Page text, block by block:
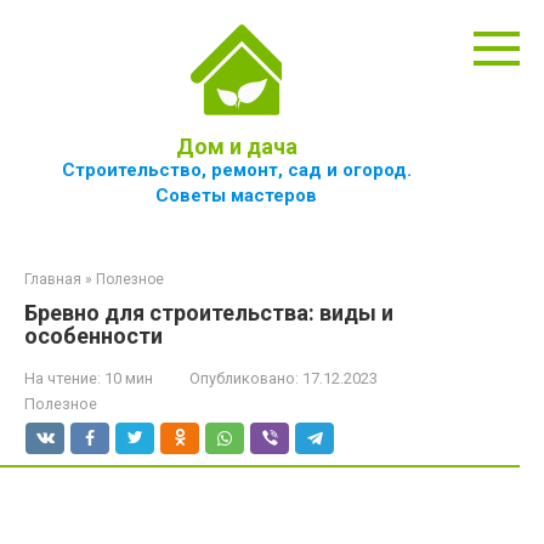
Дом и дача
Строительство, ремонт, сад и огород.
Советы мастеров
Главная » Полезное
Бревно для строительства: виды и
особенности
На чтение: 10 мин Опубликовано: 17.12.2023
Полезное